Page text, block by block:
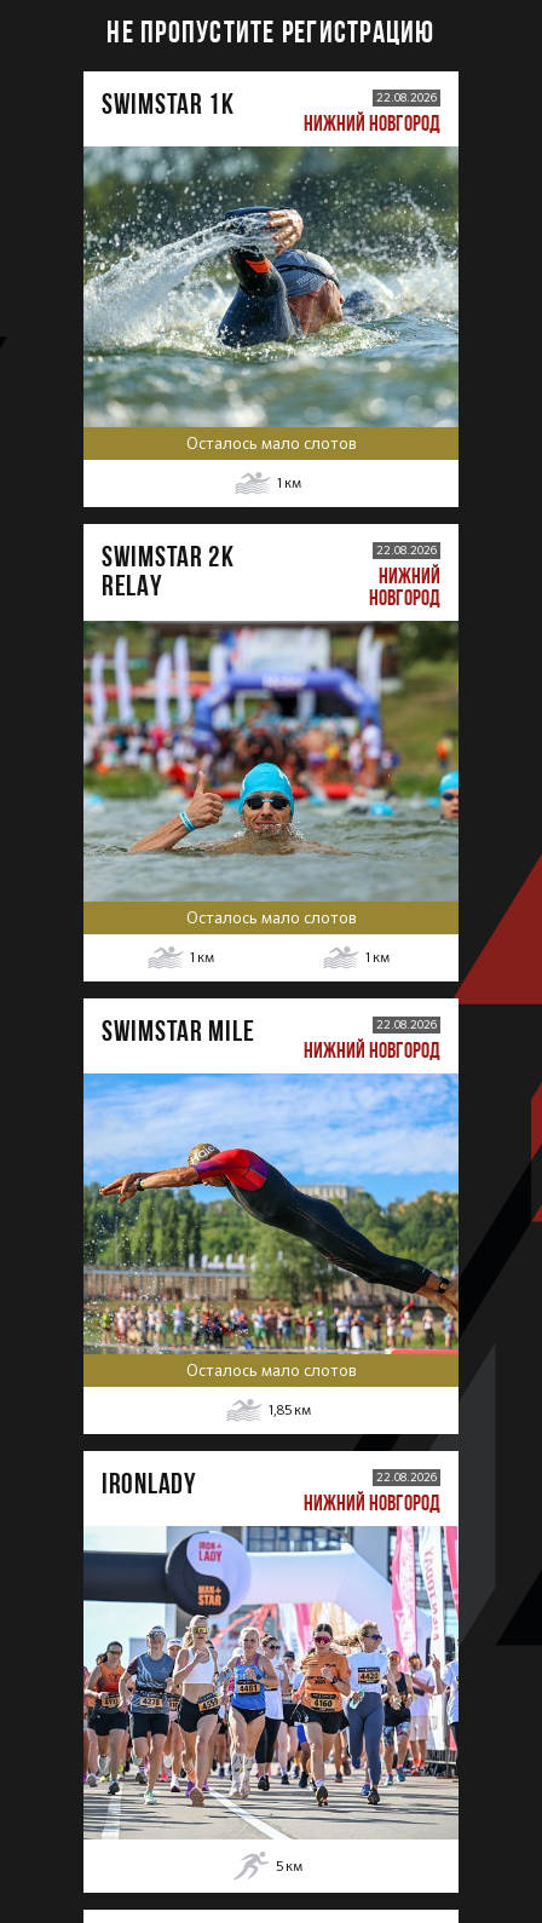
НЕ ПРОПУСТИТЕ РЕГИСТРАЦИЮ
SWIMSTAR 1K 22.08.2026
НИЖНИЙ НОВГОРОД
Осталось мало слотов
1 км
SWIMSTAR 2K
RELAY
22.08.2026
НИЖНИЙ
НОВГОРОД
Осталось мало слотов
1 км 1 км
SWIMSTAR MILE 22.08.2026
НИЖНИЙ НОВГОРОД
Осталось мало слотов
1,85 км
IRONLADY 22.08.2026
НИЖНИЙ НОВГОРОД
5 км